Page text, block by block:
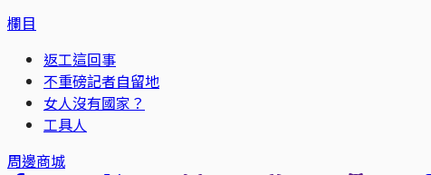
欄目
返工這回事
不重磅記者自留地
女人沒有國家？
工具人
周邊商城